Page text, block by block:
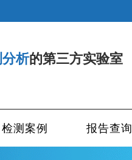
析的第三方实验室
检测案例 报告查询